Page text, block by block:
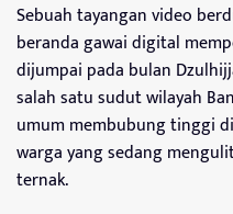
Sebuah tayangan video
beranda gawai digital
dijumpai pada bulan
salah satu sudut wilayah
umum membubung tinggi
warga yang sedang
ternak.